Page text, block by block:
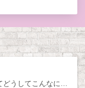
どうしてこんなに…